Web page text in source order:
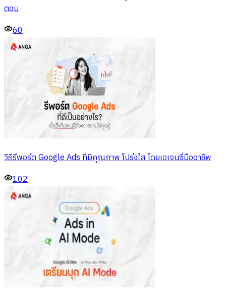
ตอบ
60
วิธีรีพอร์ต Google Ads ที่มีคุณภาพ โปร่งใส โดยเอเจนซี่มืออาชีพ
102